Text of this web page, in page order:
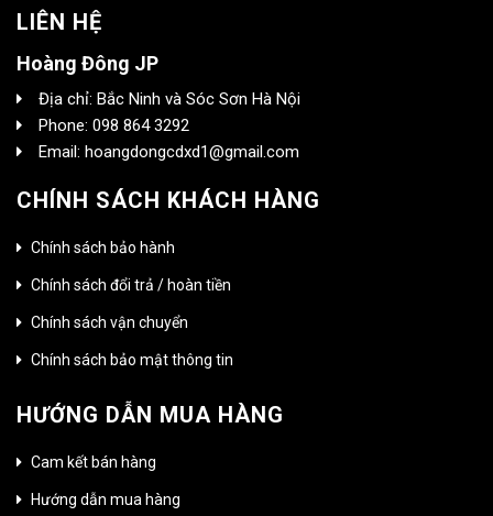
LIÊN HỆ
Hoàng Đông JP
Địa chỉ: Bắc Ninh và Sóc Sơn Hà Nội
Phone: 098 864 3292
Email: hoangdongcdxd1@gmail.com
CHÍNH SÁCH KHÁCH HÀNG
Chính sách bảo hành
Chính sách đổi trả / hoàn tiền
Chính sách vận chuyển
Chính sách bảo mật thông tin
HƯỚNG DẪN MUA HÀNG
Cam kết bán hàng
Hướng dẫn mua hàng